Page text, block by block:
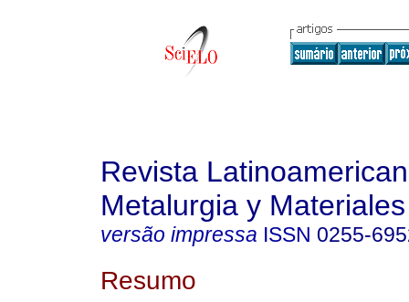
Revista
Metalurgia y Materiales
versão impressa ISSN 0255-
Resumo